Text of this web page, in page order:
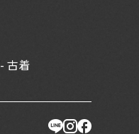
- 古着